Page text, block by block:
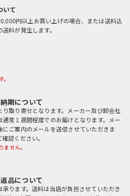
いて
円以上お買い上げの場合、または送料込
料が発生します。
納期について
取り寄せとなります。メーカー及び卸会社
常１週間程度でのお届けとなります。メー
ご案内のメールを送信させていただきま
認ください。
せん。
返品について
ります。送料は当店が負担させていただき